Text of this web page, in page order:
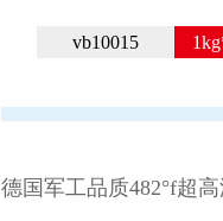
vb10015
德国军工品质482°f超